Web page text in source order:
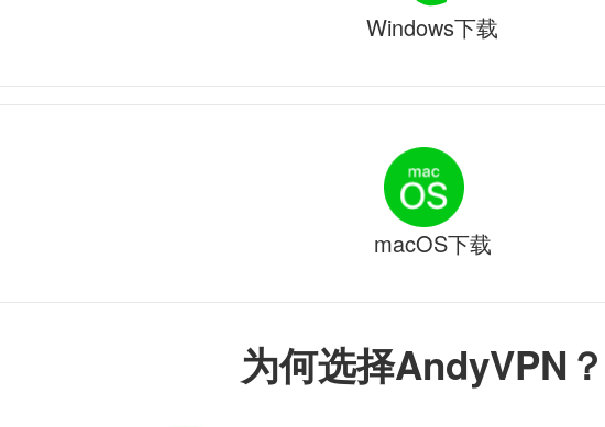
为何选择AndyVPN？
Windows下载
macOS下载